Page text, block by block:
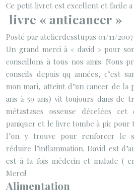
Ce petit livret est excellent et facile
livre « anticancer »
Posté par atelierdesstupas 01/11/2007
Un grand merci à « david » pour
conseillons à tous nos amis. Nous
conseils depuis qq années, c’est
mon mari, atteint d’un cancer de la
ans à 59 ans) vit toujours dans de
métastases osseuse décelées
paniquer et le livre tombe à pic pour
l’on y trouve pour renforcer le
réduire l’inflammation. David est
est à la fois médecin et malade (
Merci!
Alimentation